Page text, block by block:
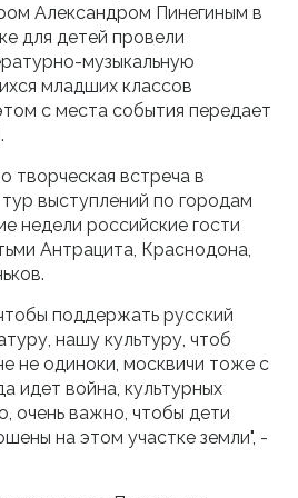
Александром Пинегиным в
для детей провели
музыкальную
младших классов
с места события передает
творческая встреча в
выступлений по городам
недели российские гости
Антрацита, Краснодона,
поддержать русский
нашу культуру, чтоб
не одиноки, москвичи тоже с
идет война, культурных
очень важно, чтобы дети
на этом участке земли", -